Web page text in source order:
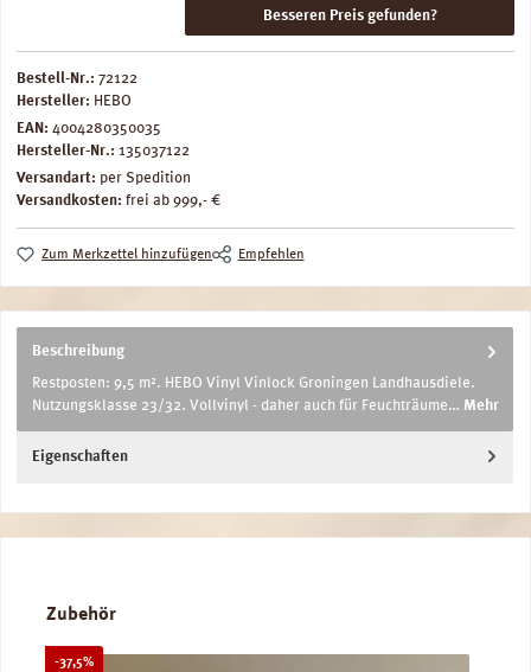
Besseren Preis gefunden?
Bestell-Nr.: 72122
Hersteller: HEBO
EAN: 4004280350035
Hersteller-Nr.: 135037122
Versandart: per Spedition
Versandkosten: frei ab 999,- €
Zum Merkzettel hinzufügen Empfehlen
Beschreibung
Restposten: 9,5 m². HEBO Vinyl Vinlock Groningen Landhausdiele.
Nutzungsklasse 23/32. Vollvinyl - daher auch für Feuchträume… Mehr
Eigenschaften
Produktgalerie überspringen
Zubehör
-37,5%Rabatt